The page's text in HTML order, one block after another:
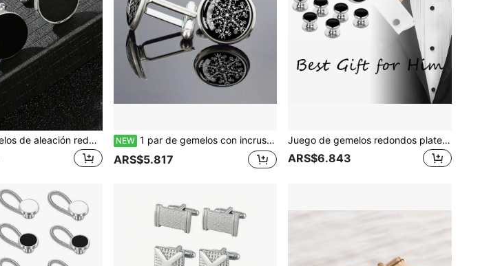
1 par de gemelos de aleación redondos esmaltados para hombres, de color negro elegante y casual, un regalo de temporada de boda perfecto para el novio y los padrinos NEW 1 par de gemelos con incrustación de vidrio, elegante patrón de copo de nieve, joyería de regalo formal para hombres, accesorio de moda, diseño clásico navideño, estilo sofisticado
ARS$5.817
Juego de gemelos redondos plateados negros y botones de camisa de vestir para hombre, joyería formal para bodas y negocios, regalo para él
ARS$6.843